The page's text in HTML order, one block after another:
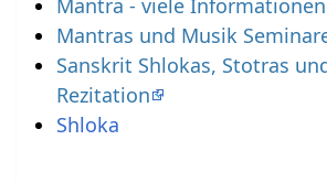
Mantras und Musik
Sanskrit Shlokas, Stotras
Rezitation
Shloka